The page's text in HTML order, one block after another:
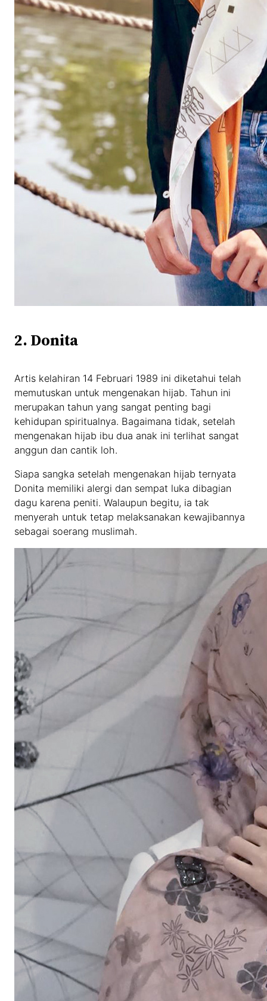
2. Donita
Artis kelahiran 14 Februari 1989 ini diketahui telah
memutuskan untuk mengenakan hijab. Tahun ini
merupakan tahun yang sangat penting bagi
kehidupan spiritualnya. Bagaimana tidak, setelah
mengenakan hijab ibu dua anak ini terlihat sangat
anggun dan cantik loh.
Siapa sangka setelah mengenakan hijab ternyata
Donita memiliki alergi dan sempat luka dibagian
dagu karena peniti. Walaupun begitu, ia tak
menyerah untuk tetap melaksanakan kewajibannya
sebagai soerang muslimah.